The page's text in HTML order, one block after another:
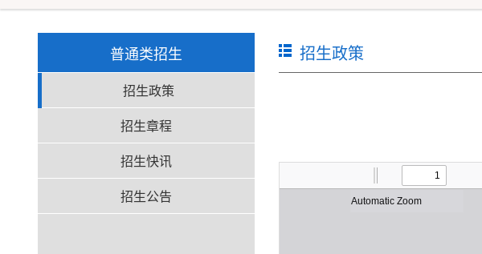
普通类招生
招生政策
招生章程
招生快讯
招生公告
招生政策